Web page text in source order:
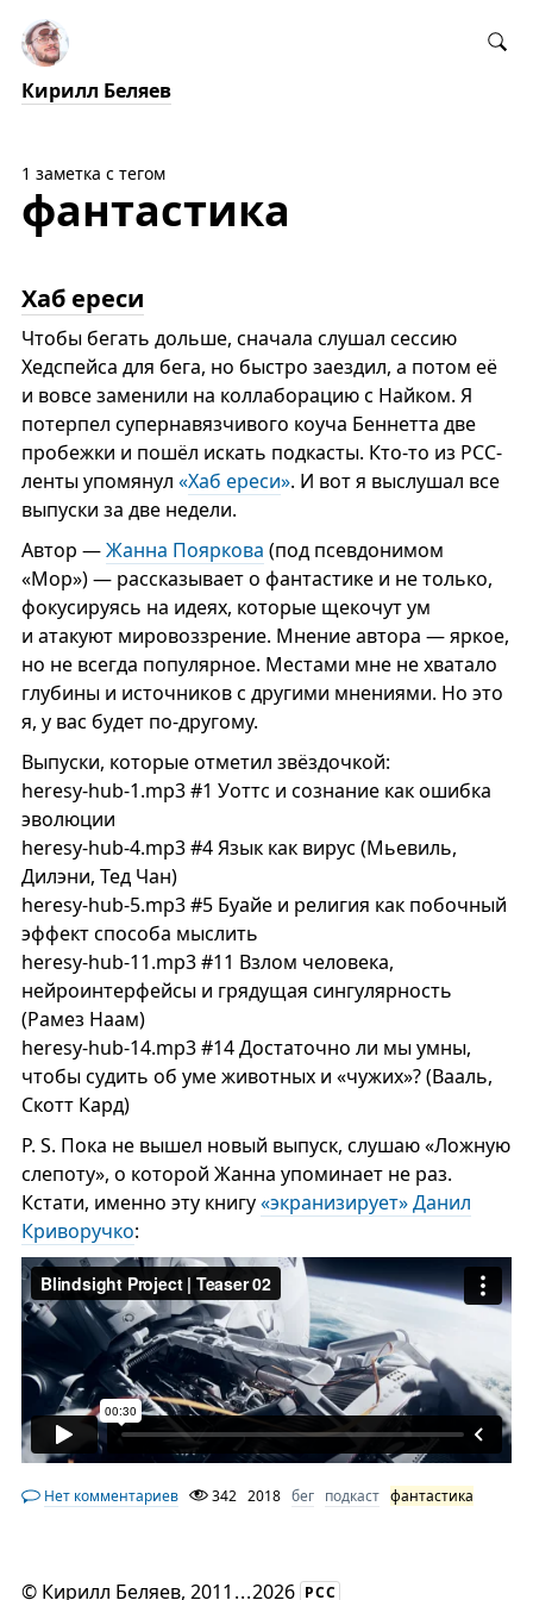
Кирилл Беляев
1 заметка с тегом
фантастика
Хаб ереси
Чтобы бегать дольше, сначала слушал сессию
Хедспейса для бега, но быстро заездил, а потом её
и вовсе заменили на коллаборацию с Найком. Я
потерпел супернавязчивого коуча Беннетта две
пробежки и пошёл искать подкасты. Кто-то из РСС-
ленты упомянул «Хаб ереси». И вот я выслушал все
выпуски за две недели.
Автор —Жанна Пояркова (под псевдонимом
«Мор») — рассказывает о фантастике и не только,
фокусируясь на идеях, которые щекочут ум
и атакуют мировоззрение. Мнение автора — яркое,
но не всегда популярное. Местами мне не хватало
глубины и источников с другими мнениями. Но это
я, у вас будет по-другому.
Выпуски, которые отметил звёздочкой:
heresy-hub-1.mp3 #1 Уоттс и сознание как ошибка
эволюции
heresy-hub-4.mp3 #4 Язык как вирус (Мьевиль,
Дилэни, Тед Чан)
heresy-hub-5.mp3 #5 Буайе и религия как побочный
эффект способа мыслить
heresy-hub-11.mp3 #11 Взлом человека,
нейроинтерфейсы и грядущая сингулярность
(Рамез Наам)
heresy-hub-14.mp3 #14 Достаточно ли мы умны,
чтобы судить об уме животных и «чужих»? (Вааль,
Скотт Кард)
P. S. Пока не вышел новый выпуск, слушаю «Ложную
слепоту», о которой Жанна упоминает не раз.
Кстати, именно эту книгу«экранизирует» Данил
Криворучко:
Нет комментариев 342 2018 бег подкаст фантастика
© Кирилл Беляев, 2011 ...2026 РСС